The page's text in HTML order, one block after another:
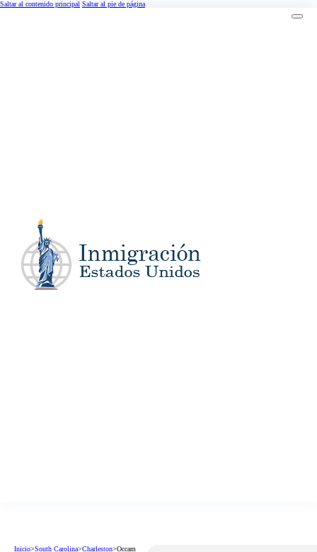
Saltar al contenido principal Saltar al pie de página
Inicio>South Carolina>Charleston>Occam